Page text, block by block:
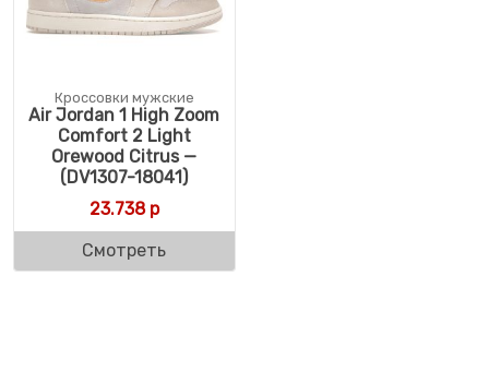
Кроссовки мужские
Air Jordan 1 High Zoom
Comfort 2 Light
Orewood Citrus —
(DV1307-18041)
23.738р
Смотреть